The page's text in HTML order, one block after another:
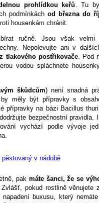
prohlídkou keřů . Tu
podmínkách od března do
housenkám chránit.
ručně. Jsou však velmi
Nepolevujte ani v
tlakového postřikovače. Pod
vodou spláchnete
škůdcům) není snadná
měly být přípravky s
přípravky na bázi Bacillus
bezpečnostní pravidla.
vychází podle vývoje
pak máte šanci, že se
pokud rostlině věnujete
buxusu, který